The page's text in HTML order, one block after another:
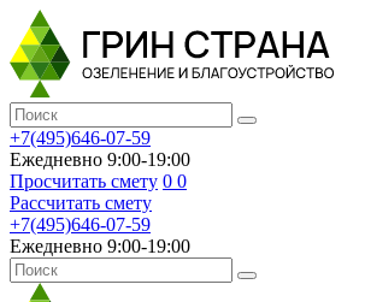
+7(495)646-07-59
Ежедневно 9:00-19:00
Просчитать смету 0 0
Рассчитать смету
+7(495)646-07-59
Ежедневно 9:00-19:00